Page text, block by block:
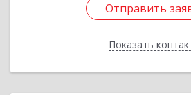
Отправить
Показать
Отправить
Назад